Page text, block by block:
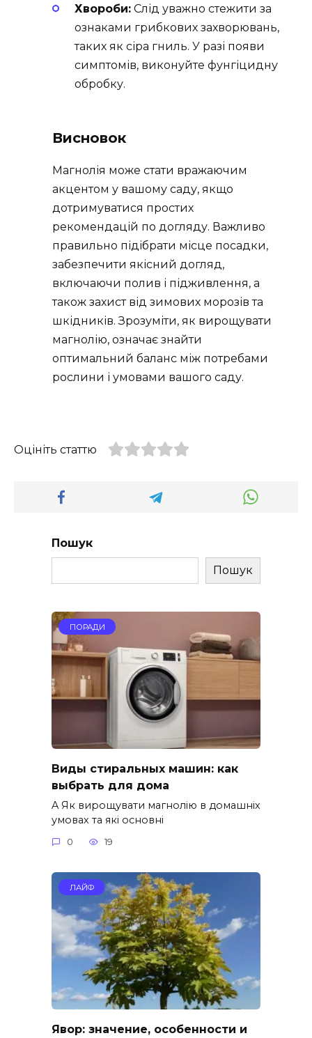
Хвороби: Слід уважно стежити за
ознаками грибкових захворювань,
таких як сіра гниль. У разі появи
симптомів, виконуйте фунгіцидну
обробку.
Висновок
Магнолія може стати вражаючим
акцентом у вашому саду, якщо
дотримуватися простих
рекомендацій по догляду. Важливо
правильно підібрати місце посадки,
забезпечити якісний догляд,
включаючи полив і підживлення, а
також захист від зимових морозів та
шкідників. Зрозуміти, як вирощувати
магнолію, означає знайти
оптимальний баланс між потребами
рослини і умовами вашого саду.
Оцініть статтю
Пошук
Пошук
ПОРАДИ
Виды стиральных машин: как
выбрать для дома
A Як вирощувати магнолію в домашніх
умовах та які основні
0 19
ЛАЙФ
Явор: значение, особенности и